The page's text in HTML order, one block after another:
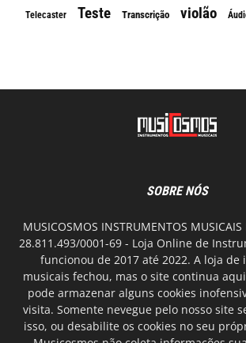
Telecaster Teste Transcrição violão
SOBRE NÓS
MUSICOSMOS INSTRUMENTOS MUSICAIS
28.811.493/0001-69 - Loja Online de
funcionou de 2017 até 2022. A loja de
musicais fechou, mas o site continua
pode armazenar alguns cookies
visita. Somente nevegue pelo nosso site
isso, ou desabilite os cookies no seu